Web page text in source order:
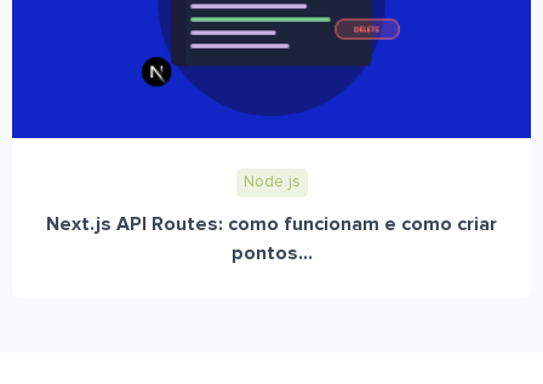
Node.js
Next.js API Routes: como funcionam e como criar
pontos...